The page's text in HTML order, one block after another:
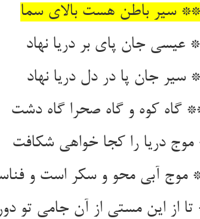
** سیر باطن هست بالای سما
جان پای بر دریا نهاد
جان پا در دل دریا نهاد
از این مستی از آن جامی تو دور